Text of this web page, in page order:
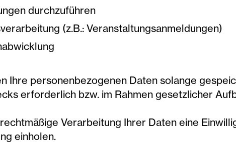
durchzuführen
(z.B.: Veranstaltungsanmeldungen)
Ihre personenbezogenen Daten solange
erforderlich bzw. im Rahmen gesetzlicher
Verarbeitung Ihrer Daten eine
einholen.